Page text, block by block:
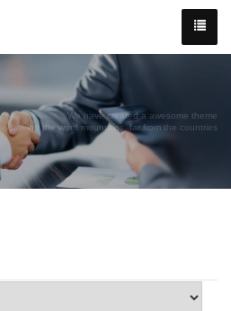
We have created a awesome theme
the word mountains, far from the countries